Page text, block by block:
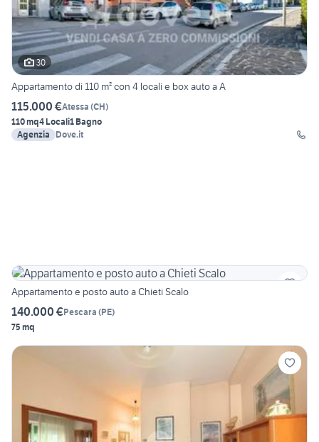
30
Appartamento di 110 m² con 4 locali e box auto a A
115.000 €Atessa (CH)
110 mq4 Locali1 Bagno
Agenzia
Dove.it
Appartamento e posto auto a Chieti Scalo
140.000 €Pescara (PE)
75 mq